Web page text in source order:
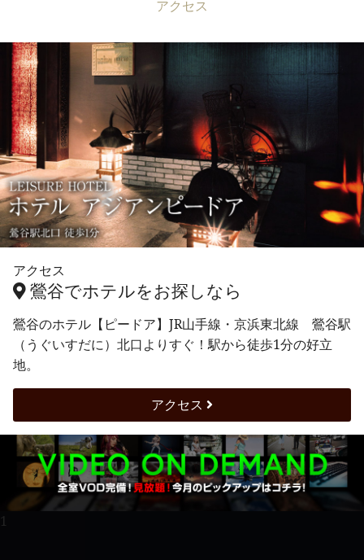
アクセス
アクセス
鶯谷でホテルをお探しなら
鶯谷のホテル【ピードア】JR山手線・京浜東北線 鶯谷駅
（うぐいすだに）北口よりすぐ！駅から徒歩1分の好立
地。
アクセス
1